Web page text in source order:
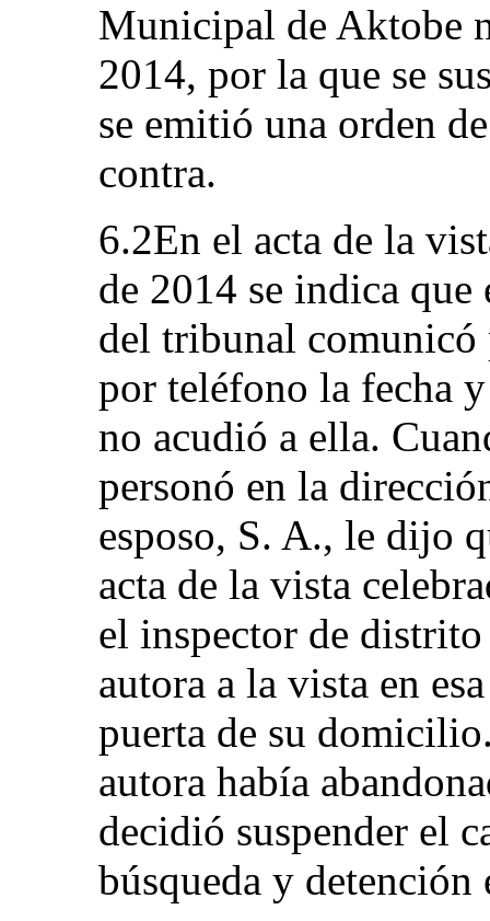
Municipal de Aktobe
2014, por la que se
se emitió una orden
contra.
6.2En el acta de la
de 2014 se indica
del tribunal comunicó
por teléfono la fecha
no acudió a ella.
personó en la
esposo, S. A., le dijo
acta de la vista
el inspector de
autora a la vista en
puerta de su
autora había
decidió suspender el
búsqueda y detención